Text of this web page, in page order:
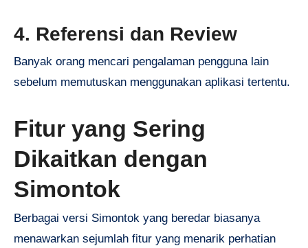
4. Referensi dan Review
Banyak orang mencari pengalaman pengguna lain
sebelum memutuskan menggunakan aplikasi tertentu.
Fitur yang Sering
Dikaitkan dengan
Simontok
Berbagai versi Simontok yang beredar biasanya
menawarkan sejumlah fitur yang menarik perhatian